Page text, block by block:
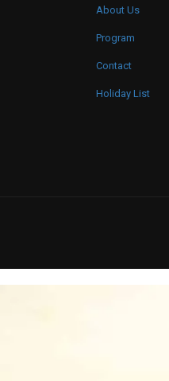
About Us
Program
Contact
Holiday List